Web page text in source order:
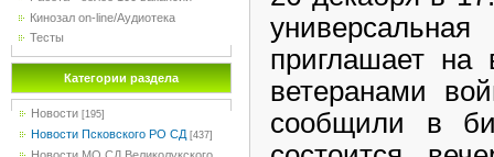
Кинозал on-line/Аудиотека
Тесты
Категории раздела
Новости [195]
Новости Псковского РО СД [437]
приглашает на
ветеранами
сообщили в